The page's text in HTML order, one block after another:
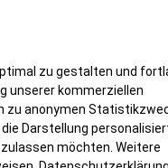
sondern­
die­ Einbez­iehung­
zu gestalten und
unserer kommerziellen
zu anonymen
Darstellung
möchten. Weitere